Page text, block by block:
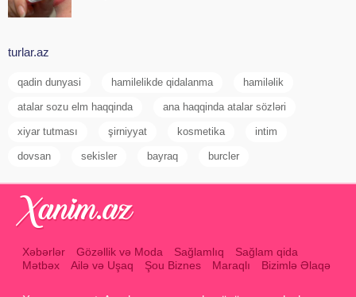
turlar.az
qadin dunyasi hamilelikde qidalanma hamiləlik
atalar sozu elm haqqinda ana haqqinda atalar sözləri
xiyar tutması şirniyyat kosmetika intim
dovsan sekisler bayraq burcler
Xəbərlər Gözəllik və Moda Sağlamlıq
Sağlam qida
Mətbəx
Ailə və Uşaq Şou Biznes Maraqlı Bizimlə Əlaqə